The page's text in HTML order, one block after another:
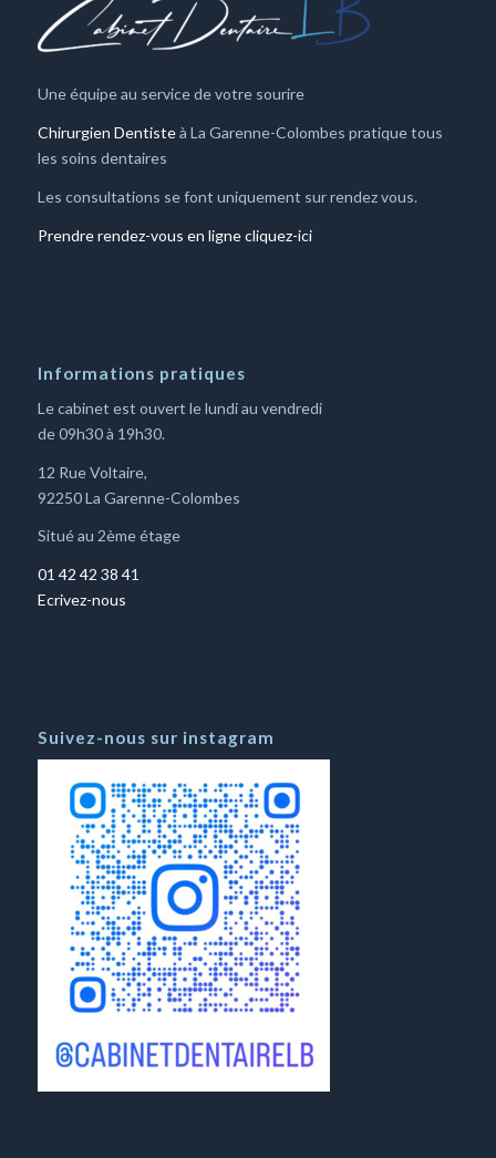
Une équipe au service de votre sourire
Chirurgien Dentisteà La Garenne-Colombes pratique tous
les soins dentaires
Les consultations se font uniquement sur rendez vous.
Prendre rendez-vous en ligne cliquez-ici
Informations pratiques
Le cabinet est ouvert le lundi au vendredi
de 09h30 à 19h30.
12 Rue Voltaire,
92250 La Garenne-Colombes
Situé au 2ème étage
01 42 42 38 41
Ecrivez-nous
Suivez-nous sur instagram